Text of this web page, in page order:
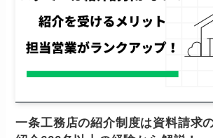
一条工務店の紹介制度は資料請求